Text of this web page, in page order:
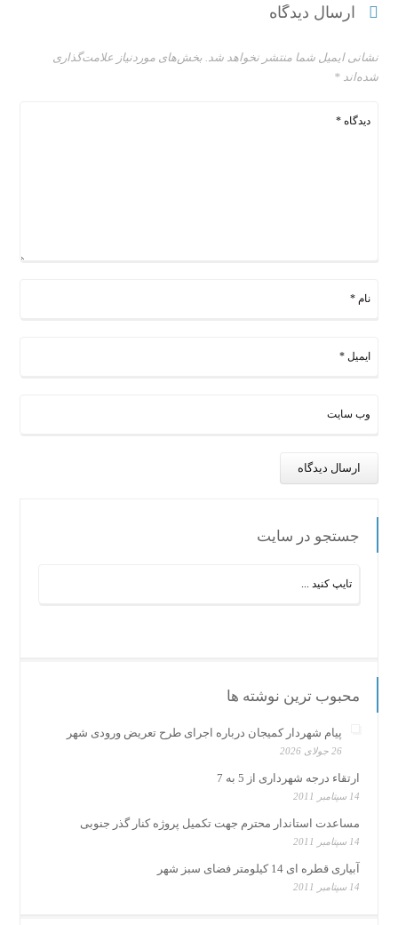
ارسال دیدگاه
نشانی ایمیل شما منتشر نخواهد شد.
بخش‌های موردنیاز علامت‌گذاری
شده‌اند*
جستجو در سایت
محبوب ترین نوشته ها
پیام شهردار کمیجان درباره اجرای طرح تعریض ورودی شهر
26 جولای 2026
ارتقاء درجه شهرداری از 5 به 7
14 سپتامبر 2011
مساعدت استاندار محترم جهت تکمیل پروژه کنار گذر جنوبی
14 سپتامبر 2011
آبیاری قطره ای 14 کیلومتر فضای سبز شهر
14 سپتامبر 2011